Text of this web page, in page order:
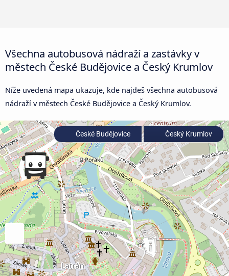
Všechna autobusová nádraží a zastávky v
městech České Budějovice a Český Krumlov
Níže uvedená mapa ukazuje, kde najdeš všechna autobusová
nádraží v městech České Budějovice a Český Krumlov.
České Budějovice Český Krumlov